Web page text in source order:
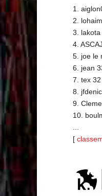
1.
2.
3. lakota
4.
5. joe le
6. jean
7. tex 32
8.
9.
10.
...
[